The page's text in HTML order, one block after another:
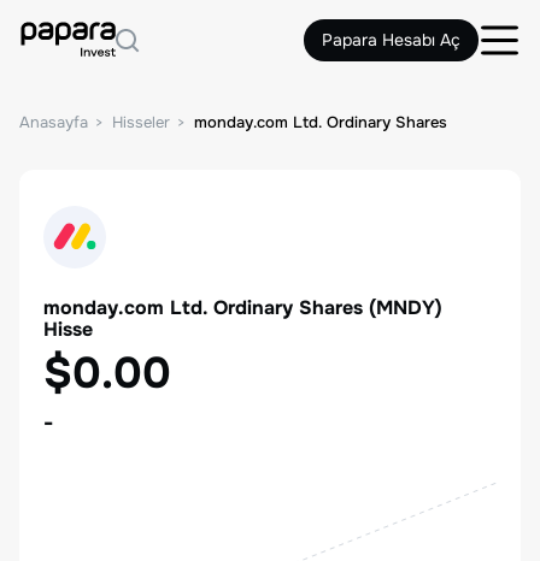
Papara Hesabı Aç
Anasayfa Hisseler monday.com Ltd. Ordinary Shares
monday.com Ltd. Ordinary Shares (MNDY)
Hisse
$0.00
-